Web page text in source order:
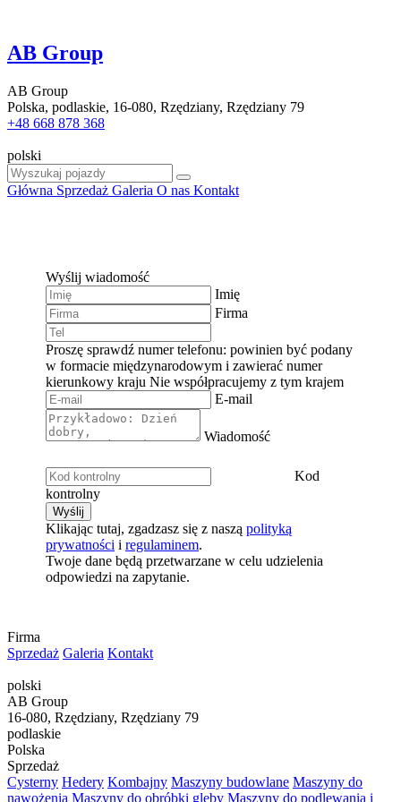
AB Group
AB Group
Polska, podlaskie, 16-080, Rzędziany, Rzędziany 79
+48 668 878 368
polski
Główna Sprzedaż Galeria O nas Kontakt
Wyślij wiadomość
Imię
Firma
Proszę sprawdź numer telefonu: powinien być podany
w formacie międzynarodowym i zawierać numer
kierunkowy kraju Nie współpracujemy z tym krajem
E-mail
Wiadomość
Kod
kontrolny
Klikając tutaj, zgadzasz się z naszą polityką
prywatności i regulaminem.
Twoje dane będą przetwarzane w celu udzielenia
odpowiedzi na zapytanie.
Firma
Sprzedaż Galeria Kontakt
polski
AB Group
16-080, Rzędziany, Rzędziany 79
podlaskie
Polska
Sprzedaż
Cysterny Hedery Kombajny Maszyny budowlane Maszyny do
nawożenia Maszyny do obróbki gleby Maszyny do podlewania i